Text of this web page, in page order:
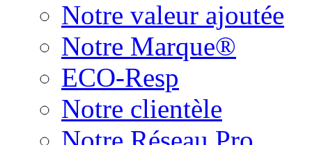
Notre valeur ajoutée
Notre Marque®
ECO-Resp
Notre clientèle